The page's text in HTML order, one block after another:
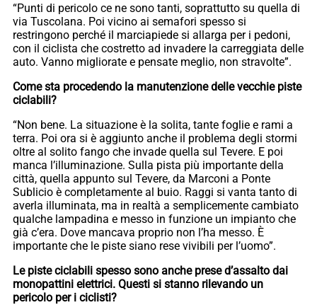
“Punti di pericolo ce ne sono tanti, soprattutto su quella di
via Tuscolana. Poi vicino ai semafori spesso si
restringono perché il marciapiede si allarga per i pedoni,
con il ciclista che costretto ad invadere la carreggiata delle
auto. Vanno migliorate e pensate meglio, non stravolte”.
Come sta procedendo la manutenzione delle vecchie piste
ciclabili?
“Non bene. La situazione è la solita, tante foglie e rami a
terra. Poi ora si è aggiunto anche il problema degli stormi
oltre al solito fango che invade quella sul Tevere. E poi
manca l’illuminazione. Sulla pista più importante della
città, quella appunto sul Tevere, da Marconi a Ponte
Sublicio è completamente al buio. Raggi si vanta tanto di
averla illuminata, ma in realtà a semplicemente cambiato
qualche lampadina e messo in funzione un impianto che
già c’era. Dove mancava proprio non l’ha messo. È
importante che le piste siano rese vivibili per l’uomo”.
Le piste ciclabili spesso sono anche prese d’assalto dai
monopattini elettrici. Questi si stanno rilevando un
pericolo per i ciclisti?